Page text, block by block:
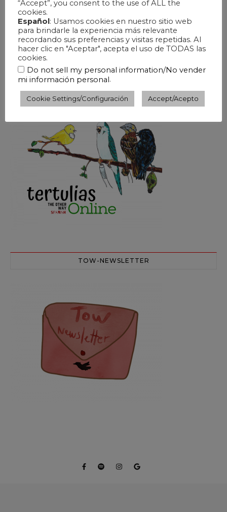
ByThe Other Way Spanish
¿QUIERES HABLAR ESPAÑOL?
TOW-NEWSLETTER
“Accept”, you consent to the use of ALL the
cookies.
Español: Usamos cookies en nuestro sitio web
para brindarle la experiencia más relevante
recordando sus preferencias y visitas repetidas. Al
hacer clic en "Aceptar", acepta el uso de TODAS las
cookies.
Do not sell my personal information/No vender
mi información personal.
Cookie Settings/Configuración Accept/Acepto